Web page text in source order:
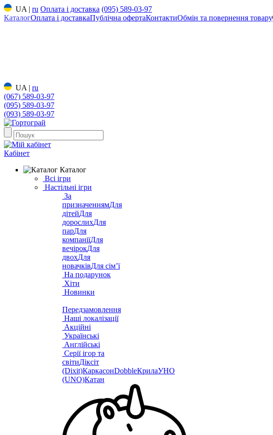
UA | ru Оплата і доставка (095) 589-03-97
КаталогОплата і доставкаПублічна офертаКонтактиОбмін та повернення товару
UA | ru
(067) 589-03-97
(095) 589-03-97
(093) 589-03-97
Кабінет
Каталог
Всі ігри
Настільні ігри
За
призначеннямДля
дітейДля
дорослихДля
парДля
компаніїДля
вечірокДля
двохДля
новачківДля сім’ї
На подарунок
Хіти
Новинки
Передзамовлення
Наші локалізації
Акційні
Українські
Англійські
Серії ігор та
світиДіксіт
(Dixit)КаркасонDobbleКрилаУНО
(UNO)Катан